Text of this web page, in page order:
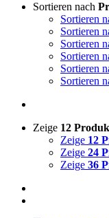
Sortieren nach
Sortieren
Sortieren
Sortieren
Sortieren
Sortieren
Sortieren
Zeige 12
Zeige 12
Zeige 24
Zeige 36